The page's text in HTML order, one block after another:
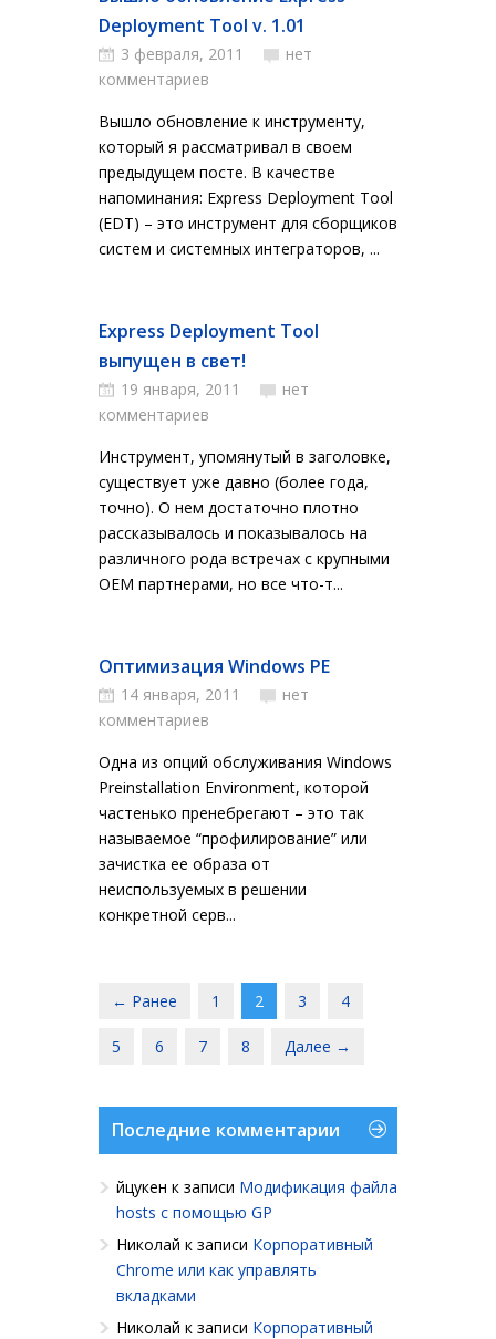
Deployment Tool v. 1.01
3 февраля, 2011
нет
комментариев
Вышло обновление к инструменту,
который я рассматривал в своем
предыдущем посте. В качестве
напоминания: Express Deployment Tool
(EDT) – это инструмент для сборщиков
систем и системных интеграторов, ...
Express Deployment Tool
выпущен в свет!
19 января, 2011
нет
комментариев
Инструмент, упомянутый в заголовке,
существует уже давно (более года,
точно). О нем достаточно плотно
рассказывалось и показывалось на
различного рода встречах с крупными
OEM партнерами, но все что-т...
Оптимизация Windows PE
14 января, 2011
нет
комментариев
Одна из опций обслуживания Windows
Preinstallation Environment, которой
частенько пренебрегают – это так
называемое “профилирование” или
зачистка ее образа от
неиспользуемых в решении
конкретной серв...
← Ранее 1 2 3 4
5 6 7 8 Далее →
Последние комментарии
йцукен к записи Модификация файла
hosts с помощью GP
Николай к записи Корпоративный
Chrome или как управлять
вкладками
Николай к записи Корпоративный